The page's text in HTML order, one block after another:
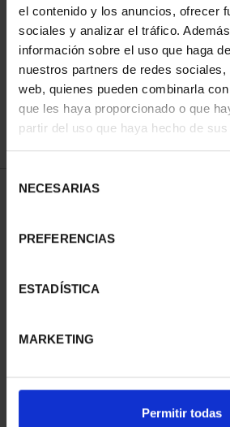
el contenido y los anuncios, ofrecer
sociales y analizar el tráfico.
información sobre el uso que haga
nuestros partners de redes
web, quienes pueden combinarla
que les haya proporcionado o que
partir del uso que haya hecho de
NECESARIAS
PREFERENCIAS
ESTADÍSTICA
MARKETING
Permitir todas
ORDENAR POR:
REFINAR
2 Productos encontrados
CIUDADES PATRIMONIO